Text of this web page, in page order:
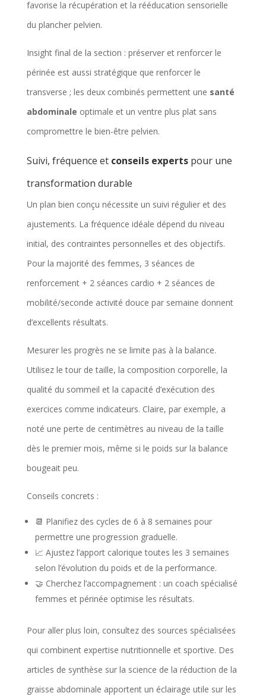
favorise la récupération et la rééducation sensorielle
du plancher pelvien.
Insight final de la section : préserver et renforcer le
périnée est aussi stratégique que renforcer le
transverse ; les deux combinés permettent une santé
abdominale optimale et un ventre plus plat sans
compromettre le bien-être pelvien.
Suivi, fréquence et conseils expertspour une
transformation durable
Un plan bien conçu nécessite un suivi régulier et des
ajustements. La fréquence idéale dépend du niveau
initial, des contraintes personnelles et des objectifs.
Pour la majorité des femmes, 3 séances de
renforcement + 2 séances cardio + 2 séances de
mobilité/seconde activité douce par semaine donnent
d’excellents résultats.
Mesurer les progrès ne se limite pas à la balance.
Utilisez le tour de taille, la composition corporelle, la
qualité du sommeil et la capacité d’exécution des
exercices comme indicateurs. Claire, par exemple, a
noté une perte de centimètres au niveau de la taille
dès le premier mois, même si le poids sur la balance
bougeait peu.
Conseils concrets :
📆 Planifiez des cycles de 6 à 8 semaines pour
permettre une progression graduelle.
📈 Ajustez l’apport calorique toutes les 3 semaines
selon l’évolution du poids et de la performance.
🤝 Cherchez l’accompagnement : un coach spécialisé
femmes et périnée optimise les résultats.
Pour aller plus loin, consultez des sources spécialisées
qui combinent expertise nutritionnelle et sportive. Des
articles de synthèse sur la science de la réduction de la
graisse abdominale apportent un éclairage utile sur les